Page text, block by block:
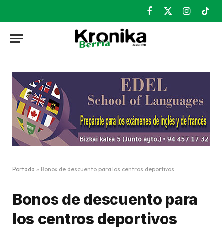
Facebook
X
Instagram
Portada » Bonos de descuento para los centros deportivos
Bonos de descuento para
los centros deportivos